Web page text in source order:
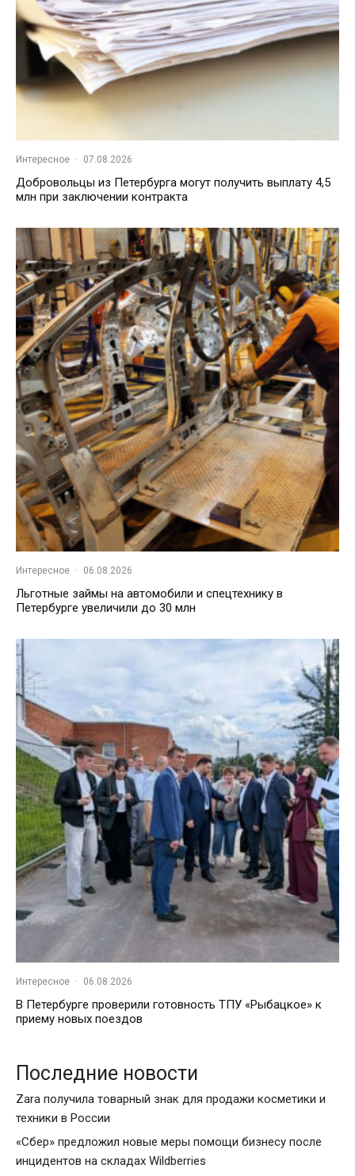
Интересное · 07.08.2026
Добровольцы из Петербурга могут получить выплату 4,5
млн при заключении контракта
Интересное · 06.08.2026
Льготные займы на автомобили и спецтехнику в
Петербурге увеличили до 30 млн
Интересное · 06.08.2026
В Петербурге проверили готовность ТПУ «Рыбацкое» к
приему новых поездов
Последние новости
Zara получила товарный знак для продажи косметики и
техники в России
«Сбер» предложил новые меры помощи бизнесу после
инцидентов на складах Wildberries